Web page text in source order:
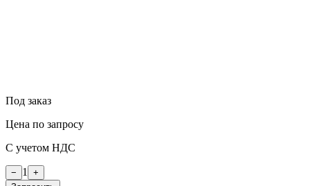
Под заказ
Цена по запросу
С учетом НДС
− 1
+